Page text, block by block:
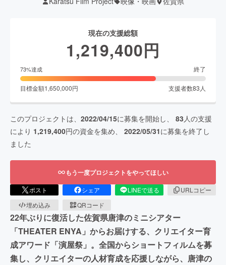
現在の支援総額
1,219,400円
73%達成 終了
目標金額1,650,000円 支援者数83 人
このプロジェクトは、 2022/04/15に募集を開始し、 83人の支援
により 1,219,400円の資金を集め、 2022/05/31に募集を終了し
ました
もう一度プロジェクトをやってほしい
ポスト シェア LINEで送る
URLコピー
埋め込み
QRコード
22年ぶりに復活した佐賀県唐津のミニシアター
「THEATER ENYA」からお届けする、クリエイター育
成アワード「演屋祭」。全国からショートフィルムを募
集し、クリエイターの人材育成を応援しながら、唐津の